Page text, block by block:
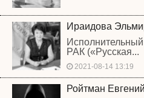
Ираидова
РАК («Русская...
2021-08-14 13:19
Ройтман Евгений